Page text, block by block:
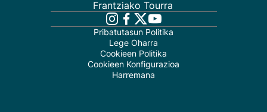
Frantziako Tourra
Pribatutasun Politika
Lege Oharra
Cookieen Politika
Cookieen Konfigurazioa
Harremana